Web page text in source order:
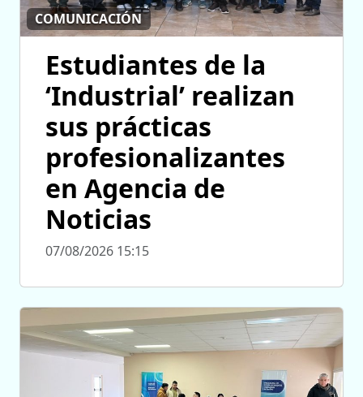
COMUNICACIÓN
Estudiantes de la
‘Industrial’ realizan
sus prácticas
profesionalizantes
en Agencia de
Noticias
07/08/2026 15:15